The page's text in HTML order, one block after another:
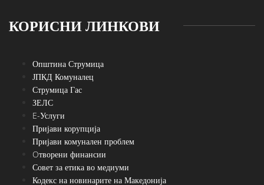
КОРИСНИ ЛИНКОВИ
Општина Струмица
ЈПКД Комуналец
Струмица Гас
ЗЕЛС
E-Услуги
Пријави корупција
Пријави комунален проблем
Oтворени финансии
Совет за етика во медиуми
Кодекс на новинарите на Македонија